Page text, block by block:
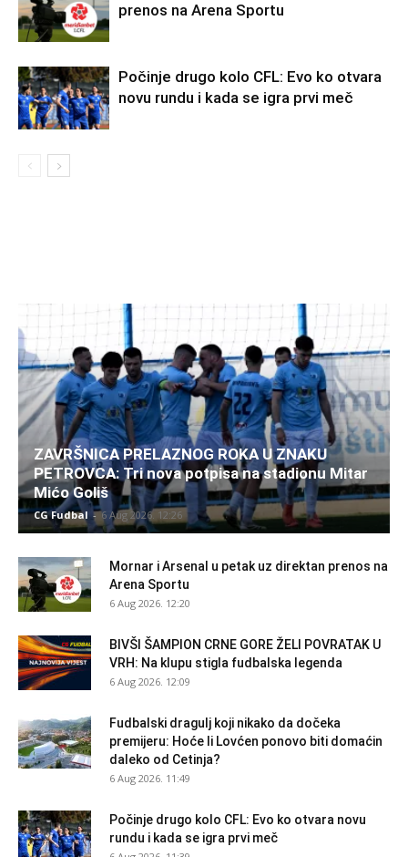
prenos na Arena Sportu
Počinje drugo kolo CFL: Evo ko otvara
novu rundu i kada se igra prvi meč
ZAVRŠNICA PRELAZNOG ROKA U ZNAKU
PETROVCA: Tri nova potpisa na stadionu Mitar
Mićo Goliš
CG Fudbal - 6 Aug 2026. 12:26
Mornar i Arsenal u petak uz direktan prenos na
Arena Sportu
6 Aug 2026. 12:20
BIVŠI ŠAMPION CRNE GORE ŽELI POVRATAK U
VRH: Na klupu stigla fudbalska legenda
6 Aug 2026. 12:09
Fudbalski dragulj koji nikako da dočeka
premijeru: Hoće li Lovćen ponovo biti domaćin
daleko od Cetinja?
6 Aug 2026. 11:49
Počinje drugo kolo CFL: Evo ko otvara novu
rundu i kada se igra prvi meč